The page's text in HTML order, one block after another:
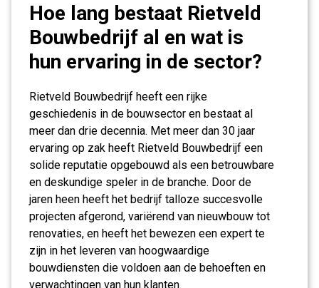
Hoe lang bestaat Rietveld
Bouwbedrijf al en wat is
hun ervaring in de sector?
Rietveld Bouwbedrijf heeft een rijke
geschiedenis in de bouwsector en bestaat al
meer dan drie decennia. Met meer dan 30 jaar
ervaring op zak heeft Rietveld Bouwbedrijf een
solide reputatie opgebouwd als een betrouwbare
en deskundige speler in de branche. Door de
jaren heen heeft het bedrijf talloze succesvolle
projecten afgerond, variërend van nieuwbouw tot
renovaties, en heeft het bewezen een expert te
zijn in het leveren van hoogwaardige
bouwdiensten die voldoen aan de behoeften en
verwachtingen van hun klanten.